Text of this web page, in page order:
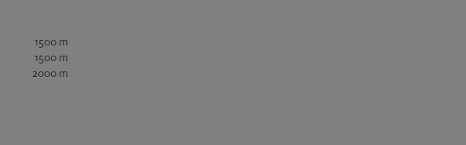
1500 m
1500 m
2000 m